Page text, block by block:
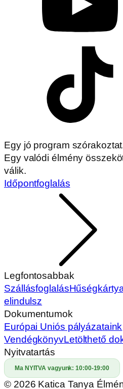
Egy jó program
Egy valódi élmény
válik.
Időpontfoglalás
Legfontosabbak
Szállásfoglalás
elindulsz
Dokumentumok
Európai Uniós pályázataink
VendégkönyvLetölthető
Nyitvatartás
Ma NYITVA vagyunk:10:00-19:00
© 2026 Katica Tanya